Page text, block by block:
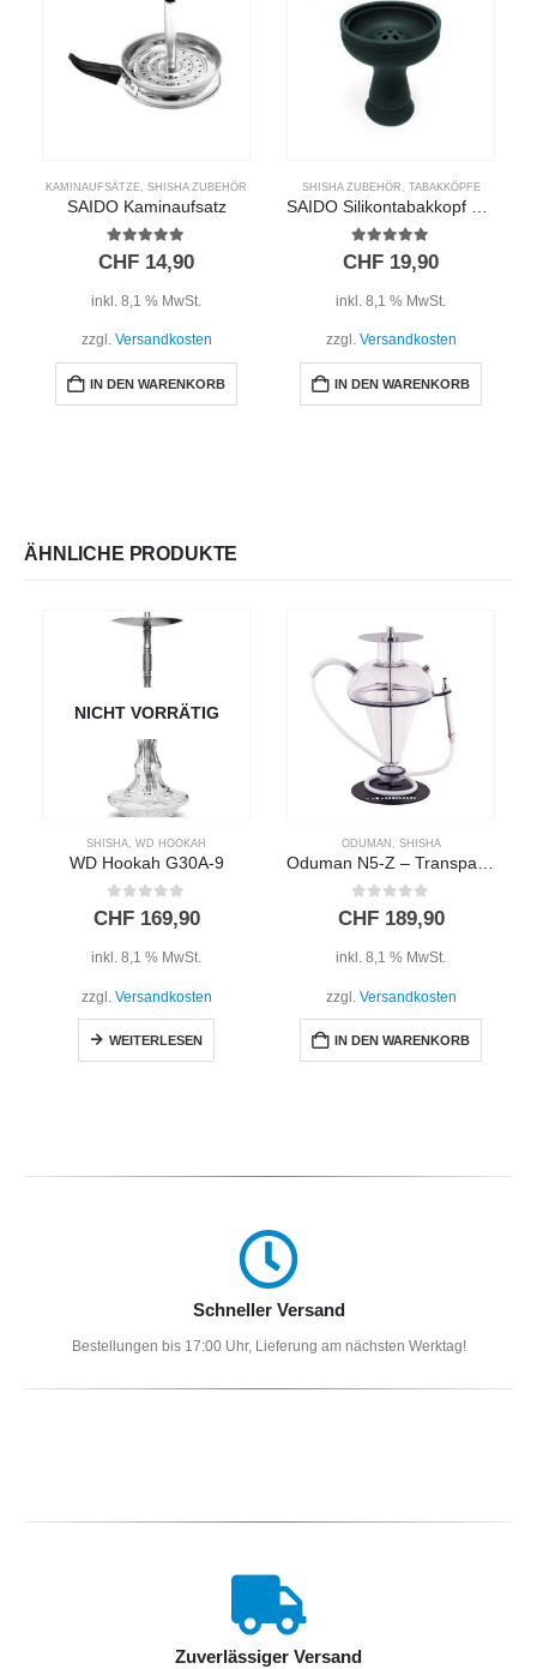
KAMINAUFSÄTZE, SHISHA ZUBEHÖR
SAIDO Kaminaufsatz
5.00out of 5
CHF 14,90
inkl. 8,1 % MwSt.
zzgl. Versandkosten
IN DEN WARENKORB
SHISHA ZUBEHÖR , TABAKKÖPFE
SAIDO Silikontabakkopf 7-Loch – Schwarz
5.00out of 5
CHF 19,90
inkl. 8,1 % MwSt.
zzgl. Versandkosten
IN DEN WARENKORB
ÄHNLICHE PRODUKTE
NICHT VORRÄTIG
SHISHA, WD HOOKAH
WD Hookah G30A-9
0 out of 5
CHF169,90
inkl. 8,1 % MwSt.
zzgl. Versandkosten
WEITERLESEN
ODUMAN , SHISHA
Oduman N5-Z – Transparent
0 out of 5
CHF189,90
inkl. 8,1 % MwSt.
zzgl. Versandkosten
IN DEN WARENKORB
Schneller Versand
Bestellungen bis 17:00 Uhr, Lieferung am nächsten Werktag!
Zuverlässiger Versand